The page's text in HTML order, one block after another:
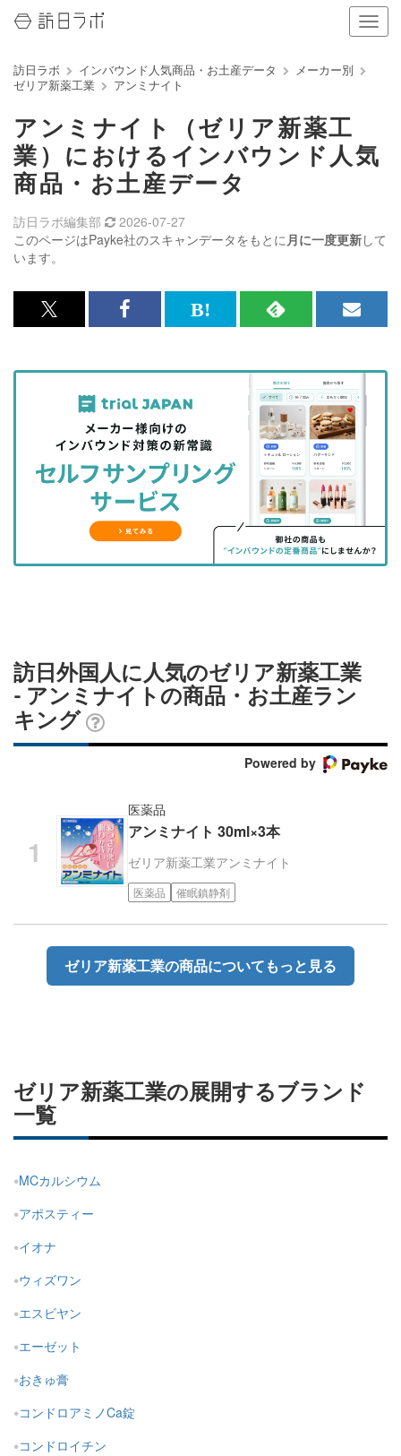
ナ
ビ
の
表
り
る
訪日ラボ インバウンド人気商品・お土産データ
メーカー別
ゼリア新薬工業
アンミナイト
アンミナイト（ゼリア新薬工
業）におけるインバウンド人気
商品・お土産データ
このページはPayke社のスキャンデータをもとに月に一度更新して
います。
訪日ラボ編集部 2026-07-27
x<br>
記
を
シ
ェ
る
Facebook<br>
記
事
を
シ
ェ
ア
す
る
は
な
ッ
ク
マ
に
RSS
記
事
を
購
読
す
る
メ
マ
ガ
登
録
す
る
訪日外国人に人気のゼリア新薬工業
- アンミナイトの商品・お土産ラン
キング
Powered by
医薬品
アンミナイト 30ml×3本
ゼリア新薬工業アンミナイト
医薬品 催眠鎮静剤
ゼリア新薬工業の商品についてもっと見る
ゼリア新薬工業の展開するブランド
一覧
MCカルシウム
アポスティー
イオナ
ウィズワン
エスビヤン
エーゼット
おきゅ膏
コンドロアミノCa錠
コンドロイチン